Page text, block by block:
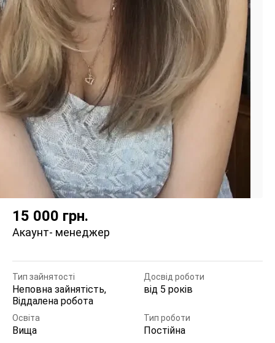
15 000 грн.
Акаунт- менеджер
Тип зайнятості
Неповна зайнятість,
Віддалена робота
Досвід роботи
від 5 років
Освіта
Вища
Тип роботи
Постійна